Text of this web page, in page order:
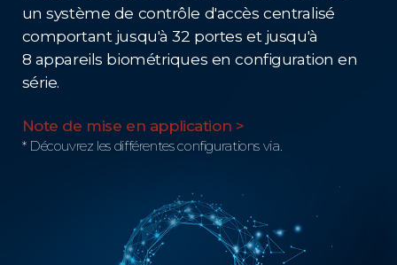
un système de contrôle d'accès centralisé
comportant jusqu'à 32 portes et jusqu'à
8 appareils biométriques en configuration en
série.
Note de mise en application >
* Découvrez les différentes configurations via.